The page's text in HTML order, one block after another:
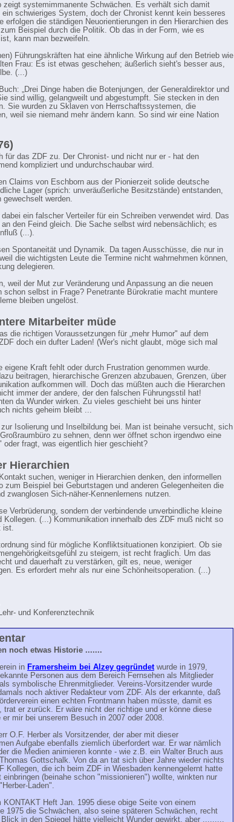
zeigt systemimmanente Schwächen. Es verhält sich damit
schwieriges System, doch der Chronist kennt kein besseres
erfolgen die ständigen Neuorientierungen in den Hierarchien des
Beispiel durch die Politik. Ob das in der Form, wie es
kann man bezweifeln.
Führungskräften hat eine ähnliche Wirkung auf den Betrieb wie
Frau: Es ist etwas geschehen; äußerlich sieht's besser aus,
(...)
„Drei Dinge haben die Botenjungen, der Generaldirektor und
sind willig, gelangweilt und abgestumpft. Sie stecken in den
Sie wurden zu Sklaven von Herrschaftssystemen, die
weil sie niemand mehr ändern kann. So sind wir eine Nation
für das ZDF zu. Der Chronist- und nicht nur er - hat den
kompliziert und undurchschaubar wird.
Claims von Eschborn aus der Pionierzeit solide deutsche
Lager (sprich: unveräußerliche Besitzstände) entstanden,
gewechselt werden.
ein falscher Verteiler für ein Schreiben verwendet wird. Das
den Feind gleich. Die Sache selbst wird nebensächlich; es
(...).
Spontaneität und Dynamik. Da tagen Ausschüsse, die nur in
die wichtigsten Leute die Termine nicht wahrnehmen können,
delegieren.
weil der Mut zur Veränderung und Anpassung an die neuen
selbst in Frage? Penetrante Bürokratie macht muntere
bleiben ungelöst.
Mitarbeiter müde
die richtigen Voraussetzungen für „mehr Humor" auf dem
doch ein dufter Laden! (Wer's nicht glaubt, möge sich mal
eigene Kraft fehlt oder durch Frustration genommen wurde.
beitragen, hierarchische Grenzen abzubauen, Grenzen, über
aufkommen will. Doch das müßten auch die Hierarchen
immer der andere, der den falschen Führungsstil hat!
da Wunder wirken. Zu vieles geschieht bei uns hinter
nichts geheim bleibt ...
Isolierung und Inselbildung bei. Man ist beinahe versucht, sich
zu sehnen, denn wer öffnet schon irgendwo eine
oder fragt, was eigentlich hier geschieht?
Hierarchien
suchen, weniger in Hierarchien denken, den informellen
zum Beispiel bei Geburtstagen und anderen Gelegenheiten die
zwanglosen Sich-näher-Kennenlernens nutzen.
Verbrüderung, sondern der verbindende unverbindliche kleine
Kollegen. (...) Kommunikation innerhalb des ZDF muß nicht so
ist.
sind für mögliche Konfliktsituationen konzipiert. Ob sie
zu steigern, ist recht fraglich. Um das
und dauerhaft zu verstärken, gilt es, neue, weniger
Es erfordert mehr als nur eine Schönheitsoperation. (...)
und Konferenztechnik
noch etwas Historie .......
in Framersheim bei Alzey gegründetwurde in 1979,
Personen aus dem Bereich Fernsehen als Mitglieder
symbolische Ehrenmitglieder. Vereins-Vorsitzender wurde
noch aktiver Redakteur vom ZDF. Als der erkannte, daß
einen echten Frontmann haben müsste, damit es
trat er zurück. Er wäre nicht der richtige und er könne diese
mir bei unserem Besuch in 2007 oder 2008.
O.F. Herber als Vorsitzender, der aber mit dieser
Aufgabe ebenfalls ziemlich überfordert war. Er war nämlich
die Medien animieren konnte - wie z.B. ein Walter Bruch aus
Gottschalk. Von da an tat sich über Jahre wieder nichts
Kollegen, die ich beim ZDF in Wiesbaden kennengelernt hatte
(beinahe schon "missionieren") wollte, winkten nur
Laden".
Heft Jan. 1995 diese obige Seite von einem
1975 die Schwächen, also seine späteren Schwächen, recht
in den Spiegel hätte vielleicht Wunder gewirkt, aber .........